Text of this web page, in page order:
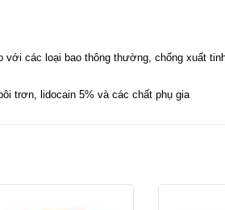
với các loại bao thông thường, chống xuất
trơn, lidocain 5% và các chất phụ gia